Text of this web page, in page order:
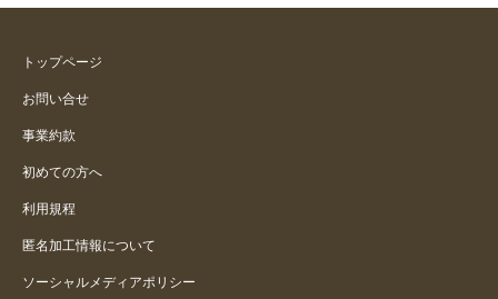
た。
この猛暑、敷きパッドのおかげで
なんとか乗り越えられました
トップページ
お問い合せ
事業約款
初めての方へ
利用規程
匿名加工情報について
ソーシャルメディアポリシー